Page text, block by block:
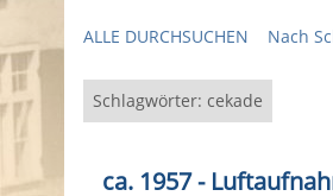
H
u
p
e
ALLE DURCHSUCHEN Nach
Schlagwörter: cekade
ca. 1957 -